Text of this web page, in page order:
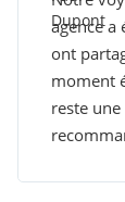
agence a
ont
moment
reste